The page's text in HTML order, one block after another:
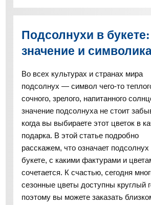
Подсолнухи в букете:
значение и
Во всех культурах и странах мира
подсолнух — символ чего-то
сочного, зрелого, напитанного
значение подсолнуха не стоит
когда вы выбираете этот цветок в
подарка. В этой статье подробно
расскажем, что означает подсолнух
букете, с какими фактурами и
сочетается. К счастью, сегодня
сезонные цветы доступны круглый
поэтому вы можете заказать